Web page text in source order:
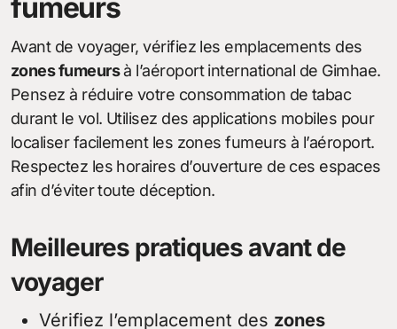
fumeurs
Avant de voyager, vérifiez les emplacements des
zones fumeursà l’aéroport international de Gimhae.
Pensez à réduire votre consommation de tabac
durant le vol. Utilisez des applications mobiles pour
localiser facilement les zones fumeurs à l’aéroport.
Respectez les horaires d’ouverture de ces espaces
afin d’éviter toute déception.
Meilleures pratiques avant de
voyager
Vérifiez l’emplacement des zones